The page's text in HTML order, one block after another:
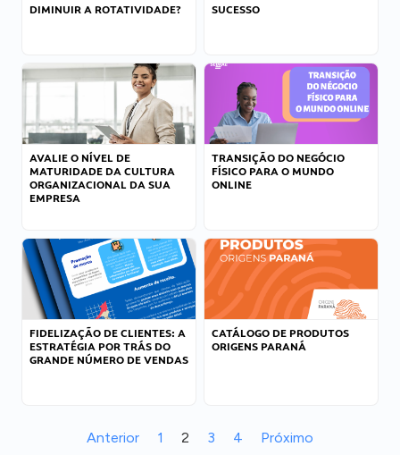
DIMINUIR A ROTATIVIDADE?
SUCESSO
AVALIE O NÍVEL DE
MATURIDADE DA CULTURA
ORGANIZACIONAL DA SUA
EMPRESA
TRANSIÇÃO DO NEGÓCIO
FÍSICO PARA O MUNDO
ONLINE
FIDELIZAÇÃO DE CLIENTES: A
ESTRATÉGIA POR TRÁS DO
GRANDE NÚMERO DE VENDAS
CATÁLOGO DE PRODUTOS
ORIGENS PARANÁ
Anterior 1 2 3 4 Próximo